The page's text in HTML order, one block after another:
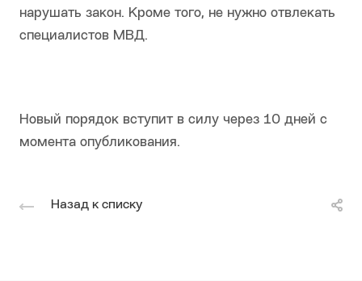
нарушать закон. Кроме того, не нужно отвлекать
специалистов МВД.
Новый порядок вступит в силу через 10 дней с
момента опубликования.
Назад к списку